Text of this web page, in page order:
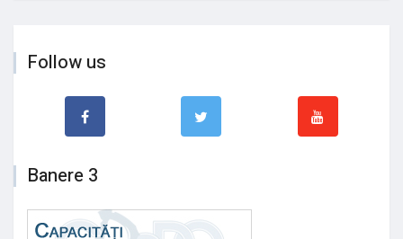
Follow us
Banere 3